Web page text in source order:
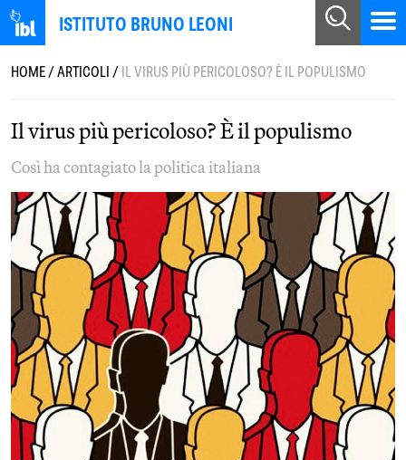
ISTITUTO BRUNO LEONI
HOME/ARTICOLI/IL VIRUS PIÙ PERICOLOSO? È IL POPULISMO
Il virus più pericoloso? È il populismo
Così ha contagiato la politica italiana